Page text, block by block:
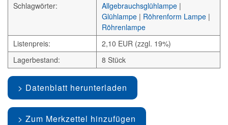
Schlagwörter: Allgebrauchsglühlampe |
Glühlampe | Röhrenform Lampe |
Röhrenlampe
Listenpreis:
2,10 EUR (zzgl. 19%)
Lagerbestand:
8 Stück
Datenblatt herunterladen
Zum Merkzettel hinzufügen